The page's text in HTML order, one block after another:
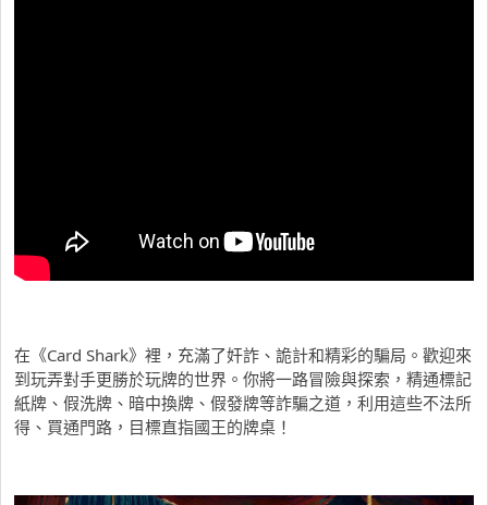
在《Card Shark》裡，充滿了奸詐、詭計和精彩的騙局。歡迎來
到玩弄對手更勝於玩牌的世界。你將一路冒險與探索，精通標記
紙牌、假洗牌、暗中換牌、假發牌等詐騙之道，利用這些不法所
得、買通門路，目標直指國王的牌桌！